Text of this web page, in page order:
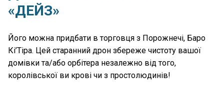
«ДЕЙЗ»
Його можна придбати в торговця з Порожнечі, Баро
Кі’Тіра. Цей старанний дрон збереже чистоту вашої
домівки та/або орбітера незалежно від того,
королівської ви крові чи з простолюдинів!